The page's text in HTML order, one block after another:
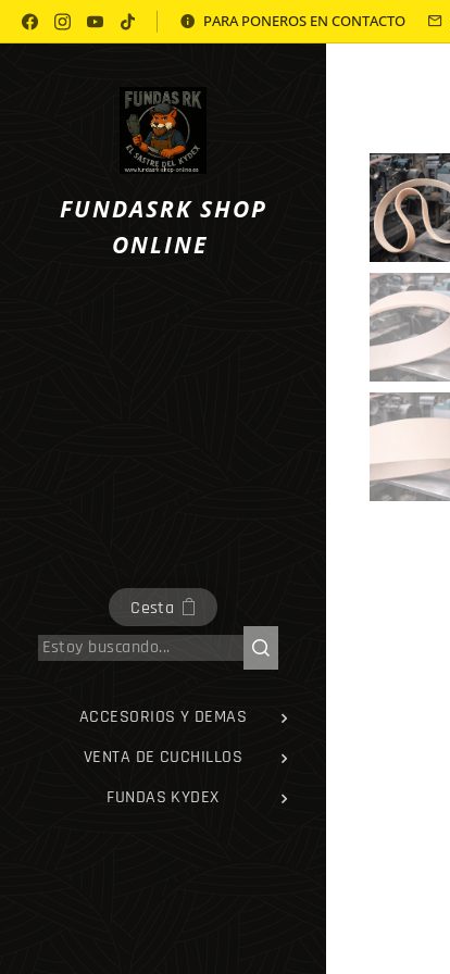
Política de Privacidad PARA PONEROS EN CONTACTO
FUNDASRK SHOP
ONLINE
Cesta
ACCESORIOS Y DEMAS
VENTA DE CUCHILLOS
FUNDAS KYDEX